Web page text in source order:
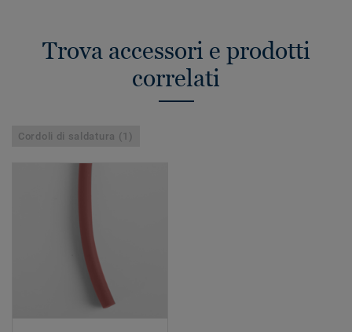
Trova accessori e prodotti
correlati
Cordoli di saldatura (1)